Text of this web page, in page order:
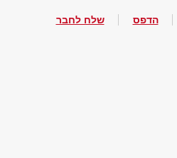
הדפס שלח לחבר